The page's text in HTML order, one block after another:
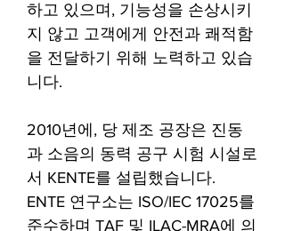
하고 있으며, 기능성을 손상시키
지 않고 고객에게 안전과 쾌적함
을 전달하기 위해 노력하고 있습
니다.
2010년에, 당 제조 공장은 진동
과 소음의 동력 공구 시험 시설로
서 KENTE를 설립했습니다.
ENTE 연구소는 ISO/IEC 17025를
준수하며 TAF 및 ILAC-MRA에 의